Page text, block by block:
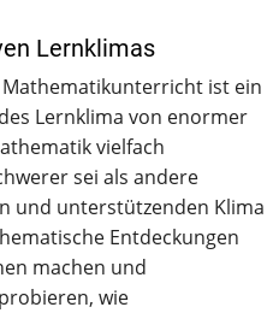
Lernklimas
ist ein
Lernklima von enormer
vielfach
sei als andere
und unterstützenden Klima
Entdeckungen
machen und
wie